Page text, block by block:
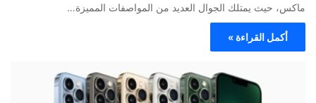
ماكس، حيث يمتلك الجوال العديد من المواصفات المميزة…
أكمل القراءة »